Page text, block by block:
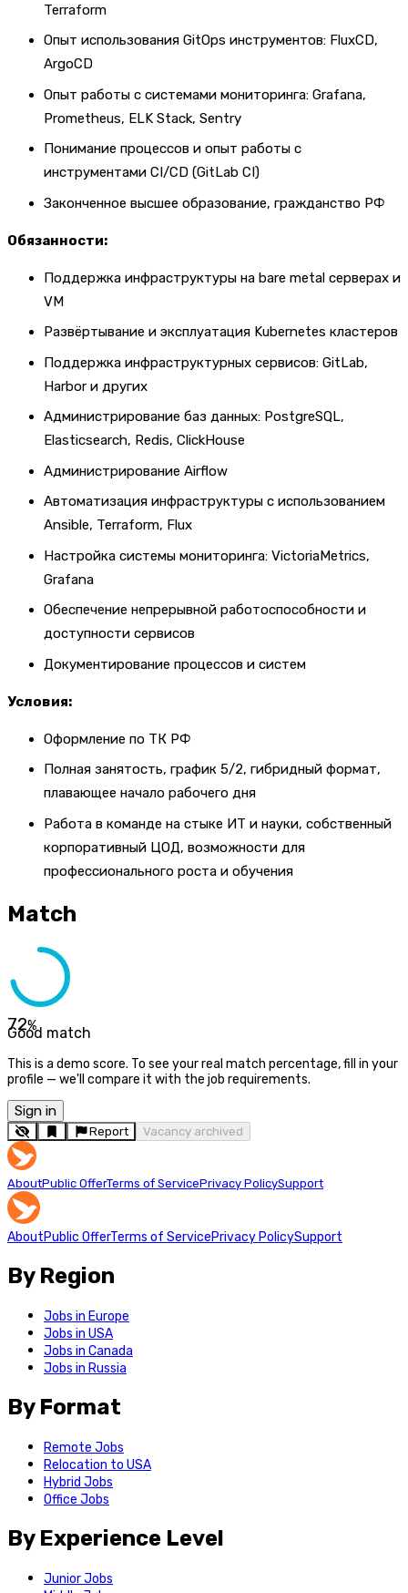
Terraform
Опыт использования GitOps инструментов: FluxCD,
ArgoCD
Опыт работы с системами мониторинга: Grafana,
Prometheus, ELK Stack, Sentry
Понимание процессов и опыт работы с
инструментами CI/CD (GitLab CI)
Законченное высшее образование, гражданство РФ
Обязанности:
Поддержка инфраструктуры на bare metal серверах и
VM
Развёртывание и эксплуатация Kubernetes кластеров
Поддержка инфраструктурных сервисов: GitLab,
Harbor и других
Администрирование баз данных: PostgreSQL,
Elasticsearch, Redis, ClickHouse
Администрирование Airflow
Автоматизация инфраструктуры с использованием
Ansible, Terraform, Flux
Настройка системы мониторинга: VictoriaMetrics,
Grafana
Обеспечение непрерывной работоспособности и
доступности сервисов
Документирование процессов и систем
Условия:
Оформление по ТК РФ
Полная занятость, график 5/2, гибридный формат,
плавающее начало рабочего дня
Работа в команде на стыке ИТ и науки, собственный
корпоративный ЦОД, возможности для
профессионального роста и обучения
Match
72%
Good match
This is a demo score. To see your real match percentage, fill in your
profile — we'll compare it with the job requirements.
Sign in
Report Vacancy archived
AboutPublic OfferTerms of ServicePrivacy PolicySupport
AboutPublic OfferTerms of ServicePrivacy PolicySupport
By Region
Jobs in Europe
Jobs in USA
Jobs in Canada
Jobs in Russia
By Format
Remote Jobs
Relocation to USA
Hybrid Jobs
Office Jobs
By Experience Level
Junior Jobs